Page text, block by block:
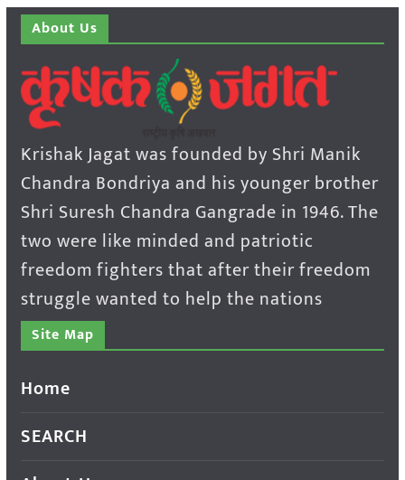
About Us
Krishak Jagat was founded by Shri Manik
Chandra Bondriya and his younger brother
Shri Suresh Chandra Gangrade in 1946. The
two were like minded and patriotic
freedom fighters that after their freedom
struggle wanted to help the nations
Site Map
Home
SEARCH